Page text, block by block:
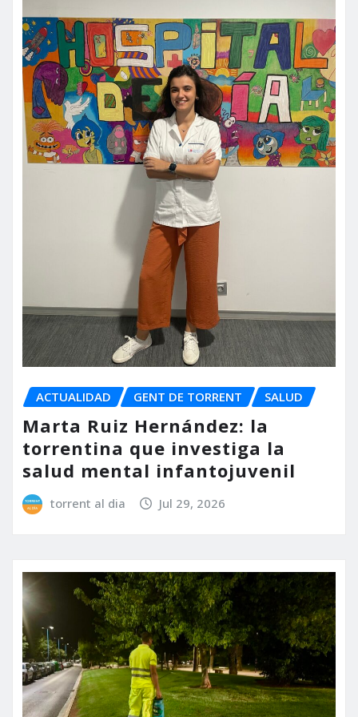
ACTUALIDAD GENT DE TORRENT SALUD
Marta Ruiz Hernández: la
torrentina que investiga la
salud mental infantojuvenil
torrent al dia Jul 29, 2026